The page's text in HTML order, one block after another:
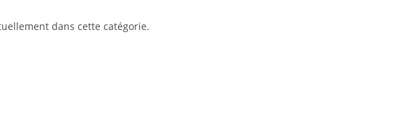
dans cette catégorie.